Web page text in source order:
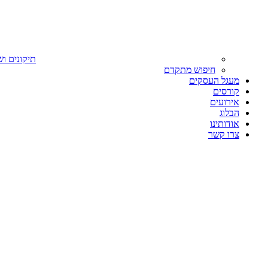
תיקונים
חיפוש מתקדם
מעגל העסקים
קורסים
אירועים
הבלוג
אודותינו
צרו קשר